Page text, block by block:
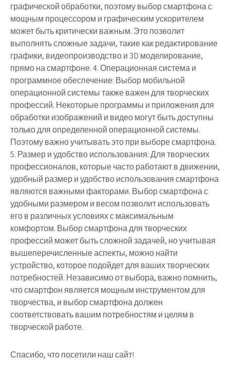
графической обработки, поэтому выбор смартфона с
мощным процессором и графическим ускорителем
может быть критически важным. Это позволит
выполнять сложные задачи, такие как редактирование
графики, видеопроизводство и 3D моделирование,
прямо на смартфоне. 4. Операционная система и
программное обеспечение: Выбор мобильной
операционной системы также важен для творческих
профессий. Некоторые программы и приложения для
обработки изображений и видео могут быть доступны
только для определенной операционной системы.
Поэтому важно учитывать это при выборе смартфона.
5. Размер и удобство использования: Для творческих
профессионалов, которые часто работают в движении,
удобный размер и удобство использования смартфона
являются важными факторами. Выбор смартфона с
удобными размером и весом позволит использовать
его в различных условиях с максимальным
комфортом. Выбор смартфона для творческих
профессий может быть сложной задачей, но учитывая
вышеперечисленные аспекты, можно найти
устройство, которое подойдет для ваших творческих
потребностей. Независимо от выбора, важно помнить,
что смартфон является мощным инструментом для
творчества, и выбор смартфона должен
соответствовать вашим потребностям и целям в
творческой работе.
Спасибо, что посетили наш сайт!